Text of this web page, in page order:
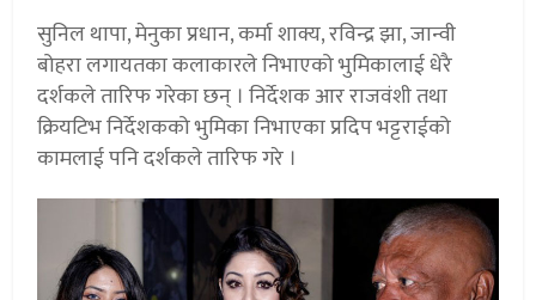
सुनिल थापा, मेनुका प्रधान, कर्मा शाक्य, रविन्द्र झा, जान्वी
बोहरा लगायतका कलाकारले निभाएको भुमिकालाई धेरै
दर्शकले तारिफ गरेका छन् । निर्देशक आर राजवंशी तथा
क्रियटिभ निर्देशकको भुमिका निभाएका प्रदिप भट्टराईको
कामलाई पनि दर्शकले तारिफ गरे ।